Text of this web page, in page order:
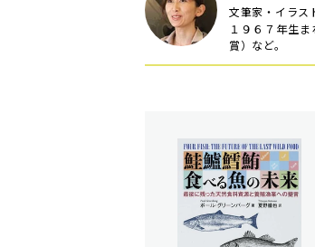
文筆家・イラス
１９６７年生
賞）など。